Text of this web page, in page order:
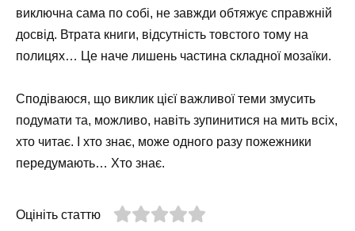
виключна сама по собі, не завжди обтяжує справжній
досвід. Втрата книги, відсутність товстого тому на
полицях… Це наче лишень частина складної мозаїки.
Сподіваюся, що виклик цієї важливої теми змусить
подумати та, можливо, навіть зупинитися на мить всіх,
хто читає. І хто знає, може одного разу пожежники
передумають… Хто знає.
Оцініть статтю